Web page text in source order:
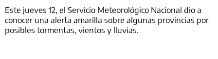
Este jueves 12, el Servicio Meteorológico Nacional dio a
conocer una alerta amarilla sobre algunas provincias por
posibles tormentas, vientos y lluvias.